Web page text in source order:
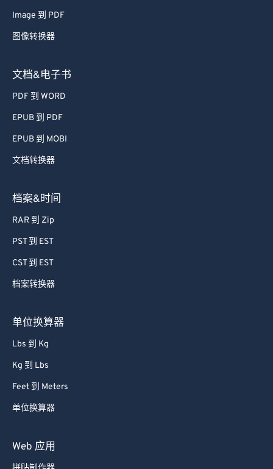
Image 到 PDF
图像转换器
文档&电子书
PDF 到 WORD
EPUB 到 PDF
EPUB 到 MOBI
文档转换器
档案&时间
RAR 到 Zip
PST 到 EST
CST 到 EST
档案转换器
单位换算器
Lbs 到 Kg
Kg 到 Lbs
Feet 到 Meters
单位换算器
Web 应用